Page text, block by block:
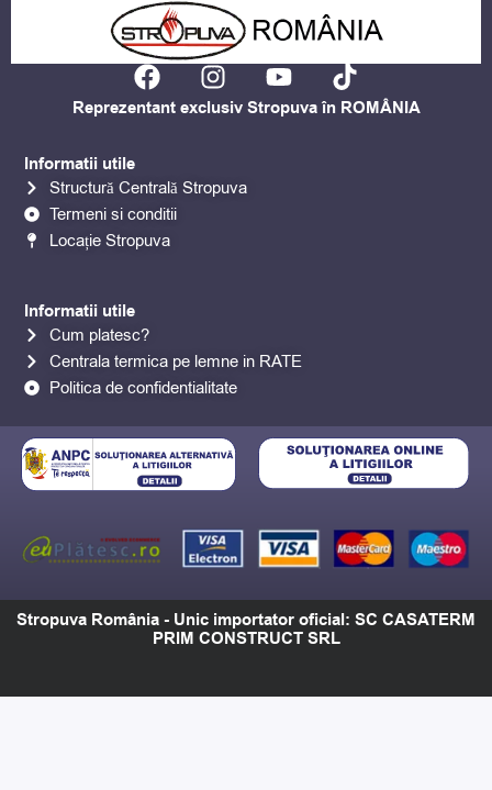
Informatii utile
Cum platesc?
Centrala termica pe lemne in RATE
Politica de confidentialitate
F
a
b
o
o
I
n
a
g
Y
o
u
T
i
Reprezentant exclusiv Stropuva în ROMÂNIA
Informatii utile
Structură Centrală Stropuva
Termeni si conditii
Locație Stropuva
Stropuva România - Unic importator oficial: SC CASATERM
PRIM CONSTRUCT SRL